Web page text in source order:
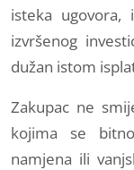
isteka ugovora,
izvršenog
dužan istom
Zakupac ne
kojima se
namjena ili